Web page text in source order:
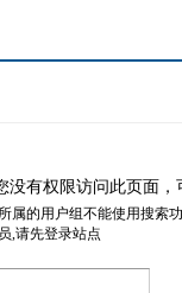
没有权限访问此页面
属的用户组不能使用搜索
,请先登录站点